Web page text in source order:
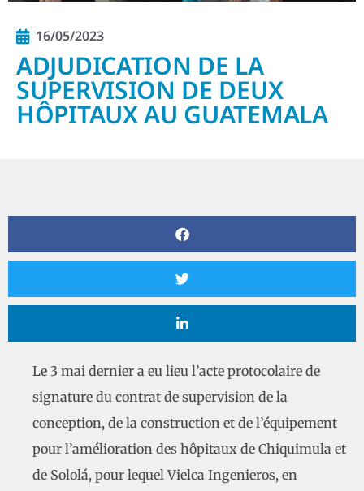
16/05/2023
ADJUDICATION DE LA
SUPERVISION DE DEUX
HÔPITAUX AU GUATEMALA
Le 3 mai dernier a eu lieu l’acte protocolaire de
signature du contrat de supervision de la
conception, de la construction et de l’équipement
pour l’amélioration des hôpitaux de Chiquimula et
de Sololá, pour lequel Vielca Ingenieros, en